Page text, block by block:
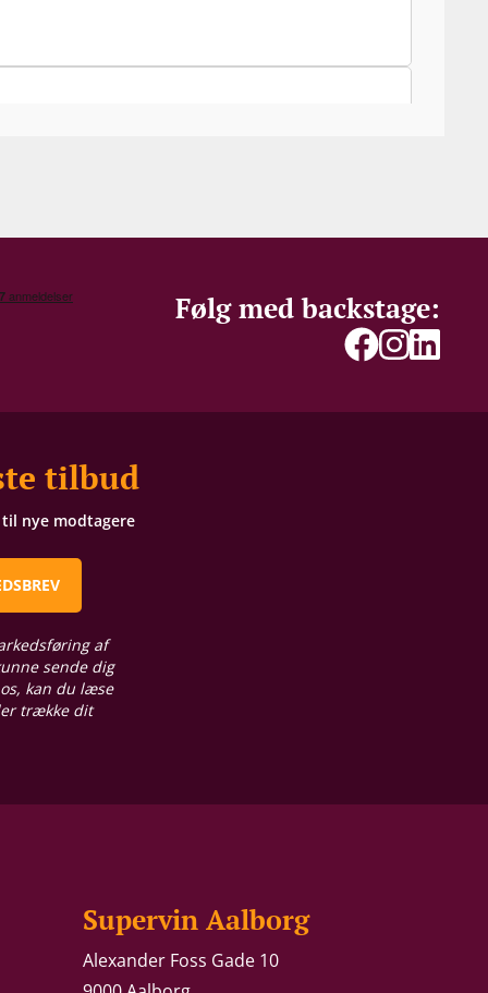
Følg med backstage:
tilbud
nye modtagere
af
sende dig
kan du læse
trække dit
Supervin Aalborg
Alexander Foss Gade 10